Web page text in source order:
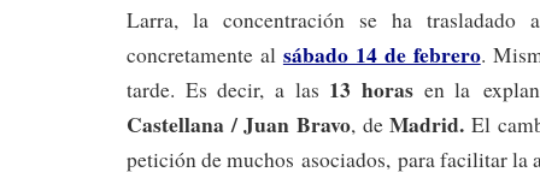
Larra, la concentración se ha trasladado
concretamente al sábado 14 de febrero.
tarde. Es decir, a las 13 horasen la
Castellana / Juan Bravo, deMadrid.El
petición de muchos asociados, para facilitar la